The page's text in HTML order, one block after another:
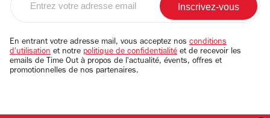
email
En entrant votre adresse mail, vous acceptez nos conditions
d'utilisation et notre politique de confidentialité et de recevoir les
emails de Time Out à propos de l'actualité, évents, offres et
promotionnelles de nos partenaires.